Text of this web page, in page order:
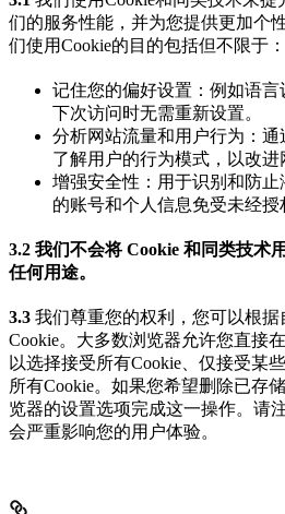
们的服务性能，并为您提供更加个
们使用Cookie的目的包括但不限于：
记住您的偏好设置：例如语
下次访问时无需重新设置。
分析网站流量和用户行为：
了解用户的行为模式，以改进
增强安全性：用于识别和防
的账号和个人信息免受未经授
3.2 我们不会将 Cookie 和同类技术
任何用途。
3.3 我们尊重您的权利，您可以根据
Cookie。大多数浏览器允许您直接
以选择接受所有Cookie、仅接受某
所有Cookie。如果您希望删除已存
览器的设置选项完成这一操作。请
会严重影响您的用户体验。